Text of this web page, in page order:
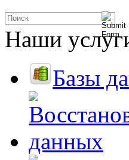
Наши
Базы